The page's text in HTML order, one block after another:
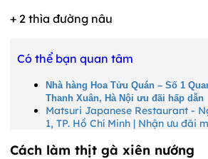
+ 2 thìa đường nâu
Có thể bạn quan tâm
Nhà hàng Hoa Tửu Quán – Số 1
Thanh Xuân, Hà Nội ưu đãi hấp dẫn
Matsuri Japanese Restaurant -
1, TP. Hồ Chí Minh | Nhận ưu đãi
Cách làm thịt gà xiên nướng